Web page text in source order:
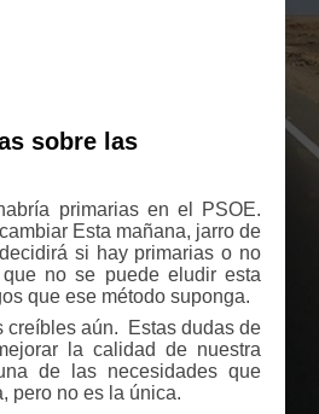
sobre las
primarias en el PSOE.
Esta mañana, jarro de
si hay primarias o no
no se puede eludir esta
que ese método suponga.
creíbles aún.
Estas dudas de
la calidad de nuestra
de las necesidades que
pero no es la única.